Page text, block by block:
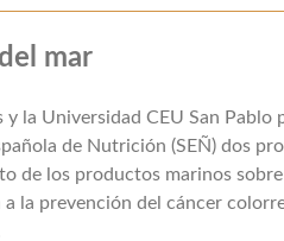
mar
y la Universidad CEU San Pablo
de Nutrición (SEÑ) dos
de los productos marinos
la prevención del cáncer